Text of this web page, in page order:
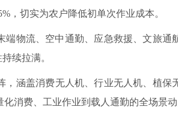
，切实为农户降低初单次作业成本。
物流、空中通勤、应急救援、文旅通
续拉满。
涵盖消费无人机、行业无人机、植保
消费、工业作业到载人通勤的全场景